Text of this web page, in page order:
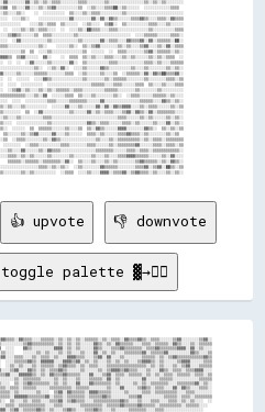
👍 upvote 👎 downvote
toggle palette ▓→✊🏽
░░  ░░    ░░░░░░░░    ░░  
▓▓░░▒▒▒▒▒▒▒▒░░▒▒░░▒▒▒▒▓▓▓▓▓▓██▓▓██▓▓▓▓▓▓▓▓▓▓▒▒▒▒▓▓▓▓▓▓▒▒▒▒▒▒▒▒░░▒▒▒▒░░▒▒▓▓▒▒▒▒░░▒▒▒▒▒▒▒▒▓▓▓▓▒▒▒▒░░░░▒▒░░░░░░▒▒░░▒▒▓▓▒▒░░▒▒░░▒▒░░▒▒░░▒▒░░▓▓▒▒▒▒░░      ░░░░    ░░          ░░░░  
▒▒▒▒▒▒▒▒░░░░▒▒░░▒▒▒▒▒▒▓▓▓▓▓▓▓▓▓▓▓▓▒▒▓▓▒▒▓▓▓▓▒▒▓▓▓▓▓▓▓▓▒▒▒▒▓▓▓▓░░░░▒▒░░▒▒▒▒▒▒▒▒▒▒▒▒▒▒▒▒▒▒▒▒▒▒▒▒▓▓▒▒▒▒▒▒▒▒░░▒▒▒▒▒▒▒▒▒▒░░░░▒▒░░▒▒▒▒▒▒░░▓▓▒▒▒▒▓▓░░░░░░░░░░░░░░░░    ░░░░░░░░  ░░░░░░
▒▒▒▒▒▒▒▒▒▒░░▒▒▒▒▒▒▒▒▓▓▓▓▓▓▓▓▓▓▓▓▓▓▒▒▒▒██▒▒██▒▒██▒▒▓▓▓▓▓▓▓▓░░██▓▓▓▓▒▒  ▒▒░░░░▒▒░░  ▓▓▓▓▒▒▒▒▒▒░░▓▓▒▒░░▒▒▒▒▒▒▒▒▒▒░░░░▓▓░░░░▒▒░░▒▒▓▓▓▓░░▒▒▒▒▓▓▒▒░░▒▒░░      ░░░░  ░░  ░░  ░░░░      
▒▒▒▒▒▒▒▒▒▒▒▒░░░░▒▒▒▒██▒▒▒▒▓▓██▒▒▓▓▓▓▓▓▓▓▒▒▒▒██▒▒▓▓▓▓░░▒▒▒▒██░░░░▓▓▓▓▒▒░░░░  ░░░░░░▓▓░░  ░░▒▒░░▒▒░░░░▒▒▒▒▒▒░░▒▒░░░░▒▒░░▒▒▒▒░░░░░░▓▓▓▓░░░░▒▒▒▒░░░░░░░░░░░░░░░░░░░░░░  ░░  ░░░░░░░░
▒▒▒▒▒▒▒▒▒▒▒▒▒▒▓▓▓▓▒▒▓▓▓▓▒▒▓▓▒▒▓▓▓▓██▓▓▓▓▒▒██▓▓▒▒▓▓▓▓░░▓▓▓▓▒▒▒▒▓▓▒▒░░░░░░  ░░░░  ░░▒▒▒▒░░░░▒▒░░▒▒▒▒▒▒▓▓▒▒▒▒▒▒░░░░▒▒▒▒▒▒▓▓▒▒░░▒▒░░▒▒░░▒▒▓▓░░░░░░░░░░░░░░░░  ░░░░  ░░░░░░░░░░░░  ░░
▒▒▒▒▒▒▒▒▒▒▒▒▓▓▓▓██▓▓▓▓▒▒▓▓▓▓██▒▒▓▓▒▒▓▓▓▓▓▓▓▓▓▓▓▓▓▓▓▓▒▒▓▓▒▒▓▓▒▒▒▒░░░░░░░░  ▒▒░░  ░░░░  ░░  ▒▒▒▒▒▒▒▒▒▒▒▒▒▒▒▒▒▒▒▒▒▒▓▓▒▒░░██▒▒▒▒▒▒░░░░░░▒▒░░░░░░░░░░░░░░  ░░░░░░  ░░░░░░░░░░░░░░  ░░
▒▒▒▒▒▒▒▒▒▒▓▓░░▒▒▓▓▒▒▓▓▓▓▓▓▒▒▒▒▓▓▓▓▓▓▓▓▓▓▒▒▓▓▒▒▓▓▓▓▒▒▒▒▓▓▓▓░░░░▓▓  ░░░░░░░░  ▒▒▒▒▒▒░░░░░░░░░░▒▒▒▒░░░░▒▒▒▒▒▒▒▒▒▒▓▓▒▒░░░░▒▒▓▓▒▒░░░░░░▒▒▒▒░░  ░░░░░░░░  ░░░░░░░░░░░░░░░░  ░░      ░░
▒▒▒▒▒▒▒▒▓▓▓▓▒▒▓▓▓▓▓▓▓▓▓▓▓▓▓▓▓▓▓▓▒▒▓▓▒▒██▓▓▒▒▓▓▒▒▓▓▓▓▓▓▓▓▓▓▒▒░░▒▒░░░░░░▒▒░░░░░░░░░░  ░░░░  ░░░░░░▒▒░░░░  ▒▒░░░░▒▒░░░░░░░░░░▒▒▓▓▒▒░░▒▒▒▒░░░░░░░░░░░░░░░░░░░░░░░░░░░░░░  ░░░░░░░░░░
▒▒▓▓▓▓▒▒▓▓▓▓▓▓▒▒▒▒▓▓▒▒▓▓▓▓▓▓▓▓▓▓▓▓▓▓▓▓▒▒▒▒▓▓▓▓▓▓▓▓▒▒██▓▓▒▒▒▒▒▒▓▓▒▒░░▒▒▒▒▒▒    ░░░░░░░░░░  ░░░░  ░░░░░░  ▒▒░░  ░░▒▒▒▒▓▓░░▒▒░░░░▒▒▒▒░░▒▒░░░░░░░░  ░░░░  ░░░░░░  ░░  ░░      ░░░░  
▒▒▓▓▓▓▓▓▓▓██▓▓▒▒████▓▓▒▒▒▒▒▒▓▓▓▓▓▓▒▒▓▓▓▓▓▓▓▓▓▓▓▓▒▒▓▓▒▒██▓▓▒▒▒▒▒▒▒▒  ░░░░░░░░░░  ▒▒░░▒▒░░░░░░░░░░░░    ▒▒▒▒  ░░░░▒▒░░▒▒▒▒▓▓▒▒▒▒░░░░░░▒▒░░░░░░░░░░░░░░░░░░░░░░░░░░░░░░░░░░░░░░    
▒▒▓▓▓▓▓▓▓▓░░██▓▓▓▓▓▓▓▓▓▓▓▓▒▒▓▓▓▓▓▓▓▓▓▓▓▓▓▓▒▒▓▓▒▒▓▓▒▒▓▓▓▓▓▓▓▓▓▓▒▒░░░░░░░░░░▒▒░░░░    ░░  ░░    ▒▒▒▒░░░░░░░░  ░░░░░░▒▒▒▒▒▒▓▓▓▓▒▒▒▒░░▒▒░░░░░░░░  ░░░░░░░░░░░░░░░░░░░░░░░░░░░░░░░░░░
▓▓██▓▓▒▒▓▓▓▓▒▒▓▓██▓▓▓▓▒▒▓▓▒▒▓▓██▓▓▓▓▒▒▓▓▓▓▓▓▒▒░░▓▓▓▓▒▒▓▓▒▒▒▒▓▓▓▓░░▓▓░░░░░░░░░░▒▒░░  ░░░░▒▒░░░░░░    ░░░░░░░░░░  ░░▒▒▓▓▒▒▓▓▓▓▒▒▒▒▓▓▓▓▒▒░░░░░░░░░░░░░░░░░░░░    ░░  ░░  ░░  ░░░░░░
▓▓▒▒▓▓▓▓▓▓▒▒▓▓▓▓██▓▓▓▓██▓▓▓▓▒▒▒▒▓▓▓▓▒▒▓▓▓▓▒▒░░▓▓▓▓▓▓▓▓▓▓▓▓▓▓▒▒▓▓▓▓▒▒▓▓░░░░░░░░░░░░▒▒░░  ▒▒▒▒  ░░░░░░░░░░▓▓▒▒  ░░░░░░▒▒▒▒░░▓▓▓▓▒▒▒▒▒▒▒▒▒▒░░░░░░░░░░░░░░  ░░░░  ░░░░░░░░░░  ░░░░░░
▒▒▓▓▒▒▓▓▓▓▒▒██▒▒▒▒▓▓▓▓▓▓▒▒▒▒▓▓▓▓▓▓▓▓▓▓▓▓▓▓▓▓▓▓▓▓▓▓▓▓▓▓▒▒▓▓▓▓▓▓▓▓▓▓▓▓▒▒░░  ░░▒▒░░░░▒▒  ░░░░▒▒  ░░░░▒▒░░  ░░░░  ░░░░░░▒▒▒▒▒▒▒▒▒▒▒▒▓▓░░▓▓▒▒░░░░░░  ░░░░  ░░░░  ░░░░░░  ░░░░░░░░░░░░
▒▒▒▒▓▓▓▓▓▓▓▓▒▒▓▓▓▓▓▓▓▓██▓▓▒▒▓▓▓▓▓▓▓▓▓▓▒▒▓▓▓▓▓▓▒▒▓▓▓▓██▓▓▓▓▓▓▓▓▒▒▒▒▓▓░░▓▓▒▒░░  ▒▒░░░░░░░░░░░░▒▒░░    ▒▒▒▒░░░░░░░░▒▒░░░░▒▒▒▒▒▒▓▓▒▒░░░░▓▓░░░░░░░░░░░░░░  ░░░░░░░░░░░░░░░░░░░░░░░░  
▓▓▓▓▒▒▒▒▓▓██▒▒▒▒▒▒▒▒▒▒▓▓██▒▒▓▓▓▓▓▓▓▓▓▓▓▓▓▓▒▒▓▓▓▓▒▒▓▓▓▓▒▒▒▒▓▓▓▓▓▓▒▒░░  ░░░░░░░░▒▒░░  ░░▒▒▒▒▒▒▒▒░░░░  ░░  ░░░░▒▒░░▒▒▒▒▒▒▒▒░░▓▓▒▒▒▒░░▒▒▓▓▓▓▓▓░░░░░░░░░░░░░░░░  ░░░░  ░░░░  ░░░░░░  
▓▓▓▓▒▒▓▓▓▓▒▒██▒▒▒▒▓▓▓▓▒▒▓▓▓▓▓▓▒▒▓▓▒▒▒▒▒▒▓▓▓▓▒▒██▓▓██▓▓░░▓▓██▓▓▒▒▓▓▒▒░░░░░░░░░░  ░░░░░░▒▒░░    ▒▒░░░░▒▒░░  ░░░░▒▒░░▒▒░░▓▓▒▒▓▓▒▒▒▒▒▒▒▒▓▓▒▒░░▓▓▒▒▒▒░░░░░░░░  ░░░░░░  ░░░░░░░░░░░░░░
▓▓▒▒▓▓░░▒▒▓▓▓▓▒▒▓▓▓▓▒▒▒▒██▓▓▓▓▒▒▓▓▓▓▒▒▒▒▓▓▒▒▓▓▓▓▓▓▒▒▓▓▒▒▒▒▓▓▒▒████▒▒░░▒▒▓▓▒▒░░  ▒▒░░  ░░░░░░  ░░░░░░░░▒▒░░░░▒▒▓▓▒▒▓▓░░▒▒▒▒▓▓▒▒▒▒▒▒▒▒▒▒▓▓▓▓▒▒▒▒▒▒▒▒▒▒░░░░      ░░░░  ░░░░░░  ░░  
▓▓▓▓▓▓██▓▓▓▓▓▓██▓▓▓▓▒▒▓▓▓▓▓▓▒▒▓▓▒▒▓▓▓▓▓▓▓▓▓▓░░▓▓▒▒▒▒▒▒██▓▓▒▒▓▓▒▒▒▒░░░░▒▒▓▓░░░░▒▒▒▒░░  ░░▒▒░░▒▒░░░░░░    ░░▒▒░░░░▒▒░░░░▓▓░░▓▓▓▓▒▒░░▒▒░░▓▓▒▒▓▓▒▒▓▓▒▒▒▒░░▒▒░░░░░░░░░░░░░░░░  ░░  ░░
▓▓▒▒▓▓▓▓▓▓▒▒▓▓▓▓▓▓▓▓▓▓▓▓██▒▒██▓▓▓▓▓▓▓▓▓▓▒▒▓▓▓▓▓▓▓▓▓▓▓▓▒▒▓▓▓▓▓▓▓▓▓▓░░▒▒░░░░    ▒▒░░░░▒▒    ▒▒░░░░▒▒░░░░░░▒▒░░▒▒▓▓▒▒▓▓▒▒▓▓▒▒▒▒▒▒░░▓▓▒▒▒▒░░▓▓░░▓▓▒▒▒▒▒▒▒▒░░░░  ░░  ░░░░░░  ░░░░░░  
▓▓▓▓▓▓▓▓▒▒▓▓▓▓▒▒██▓▓▒▒▓▓▒▒▒▒▒▒▓▓▓▓▒▒▓▓▓▓▓▓▒▒░░▒▒██▓▓░░▓▓▓▓▒▒▓▓▓▓▒▒▒▒▓▓░░░░▒▒▒▒▒▒░░░░▒▒░░░░▒▒▒▒░░░░▒▒▒▒  ░░▒▒░░▒▒░░▒▒▒▒▒▒▓▓▒▒▒▒▒▒▓▓▓▓▒▒▒▒▒▒▒▒░░▓▓▒▒▒▒▒▒▒▒░░░░░░    ░░░░░░░░░░▒▒░░
▒▒▓▓▒▒▓▓▓▓▓▓████▓▓▒▒▓▓▓▓▒▒██▓▓▓▓▒▒▓▓██▓▓▒▒██▒▒▓▓██▓▓██▓▓▓▓▓▓▓▓░░▓▓▒▒▒▒▒▒▒▒░░    ░░░░  ░░░░░░░░▒▒▒▒  ░░▒▒░░  ▒▒▓▓▒▒▓▓▒▒▓▓▒▒░░░░▓▓▒▒▒▒▒▒▒▒░░░░  ▒▒▒▒▒▒▒▒▓▓▒▒░░▒▒  ░░░░  ░░░░░░  ░░
▒▒▓▓▓▓▓▓▓▓▒▒▓▓▓▓██▓▓▓▓▓▓▓▓▓▓▓▓▒▒▓▓▓▓▓▓██▓▓▒▒▓▓▓▓████▓▓▒▒▓▓██▒▒▒▒▒▒░░▓▓░░░░  ░░  ░░░░░░░░░░░░░░  ▒▒  ░░▒▒░░  ▒▒▒▒▒▒▒▒▒▒░░░░▒▒▓▓▒▒▒▒▒▒▒▒  ▒▒░░░░▒▒░░▒▒░░▒▒▒▒▒▒▒▒░░░░░░░░░░  ░░░░░░
▒▒▓▓▒▒▓▓▒▒██▓▓▓▓▒▒▓▓▓▓▓▓▓▓▓▓▒▒▓▓▓▓▓▓▓▓▓▓██▓▓▓▓▓▓▓▓▓▓▓▓▓▓▓▓▓▓▒▒░░    ▒▒░░░░░░  ▒▒░░░░░░░░░░▒▒░░░░▒▒▒▒░░▒▒░░▒▒▓▓░░▒▒▒▒▒▒▓▓░░▓▓▒▒▒▒▒▒░░▓▓░░▒▒▒▒▒▒▓▓▓▓▒▒▒▒▒▒▒▒▒▒▓▓░░▓▓░░░░      ░░  
▓▓▓▓▒▒▒▒▓▓▓▓▓▓▒▒████▓▓▓▓▓▓▓▓▒▒▒▒▒▒▓▓██▓▓▓▓██▓▓▓▓▒▒▓▓██▒▒██▒▒▓▓██░░▒▒░░  ░░░░░░░░▒▒▒▒  ░░  ░░▒▒    ░░  ▒▒░░▒▒▓▓▒▒▓▓▓▓▒▒▓▓▒▒▓▓▒▒▒▒▒▒░░▒▒▒▒▒▒▒▒▒▒▓▓▒▒▒▒░░▓▓▒▒▓▓▓▓▒▒▓▓▒▒░░░░░░  ░░░░
▓▓▓▓▒▒▓▓▒▒▓▓██▓▓▓▓▓▓▓▓▒▒▓▓▓▓▓▓██▒▒▓▓▓▓▒▒▓▓▒▒▓▓▓▓▓▓▓▓▒▒██▓▓▒▒▓▓▒▒  ▒▒░░    ▒▒░░░░░░░░    ▒▒▒▒░░░░  ▒▒░░▒▒▒▒▒▒▒▒░░▓▓▓▓▒▒▒▒░░▓▓▒▒▓▓▓▓  ▒▒▒▒▒▒  ▒▒▓▓▓▓▒▒▒▒▒▒▒▒░░▒▒▓▓░░▓▓░░░░  ░░░░  
▓▓▓▓▒▒▓▓▒▒▓▓▓▓▓▓▓▓▒▒▓▓▓▓▓▓▓▓▓▓▓▓░░▒▒▓▓▒▒██▓▓▒▒▓▓▒▒▓▓▓▓▒▒▓▓▒▒██░░  ░░░░▒▒▒▒    ▒▒░░▒▒░░░░▒▒▓▓░░░░░░  ░░  ░░▒▒▒▒▒▒▓▓▒▒▒▒▓▓▒▒▒▒▓▓▒▒▒▒▒▒▒▒░░░░▒▒▒▒▓▓▒▒▒▒▒▒▒▒▒▒▒▒▒▒▓▓▒▒▓▓▒▒▒▒░░▒▒░░░░
▒▒▓▓▓▓▓▓▓▓▓▓▒▒▒▒▓▓▓▓▓▓▓▓▓▓▓▓▒▒▓▓▒▒▒▒▓▓▓▓▓▓▓▓▓▓▒▒▓▓▓▓▓▓▓▓░░▓▓░░░░▒▒░░▒▒  ░░░░░░▒▒    ░░░░░░    ▒▒░░  ░░░░░░▒▒▒▒▒▒▒▒▒▒▒▒░░▒▒▓▓▓▓░░▒▒▒▒▓▓▓▓▓▓▒▒▓▓▒▒▓▓▒▒▒▒▒▒░░▓▓░░▒▒▒▒▒▒▒▒▒▒▒▒▒▒▒▒░░
▓▓▓▓▓▓▓▓▓▓▓▓▓▓▓▓▒▒▓▓▓▓▓▓██▒▒▓▓▓▓▒▒▓▓▒▒▓▓▓▓▓▓▒▒████▒▒▓▓██▓▓▓▓░░░░▒▒░░░░░░▒▒▒▒▒▒▒▒░░░░░░░░▒▒░░  ░░░░░░░░    ▓▓░░▒▒▒▒▓▓▒▒▓▓▒▒▒▒▒▒▒▒░░▓▓▒▒░░▒▒▒▒  ▓▓▒▒▒▒░░▓▓░░▒▒▒▒▒▒▓▓▒▒▓▓▒▒░░▒▒▒▒░░
▓▓▓▓▓▓▒▒▓▓▓▓▒▒██▓▓██▓▓▓▓▒▒▒▒▓▓▓▓▓▓██▓▓▓▓▒▒▒▒▒▒▓▓▒▒▓▓▒▒▒▒██▒▒▒▒▒▒░░▒▒░░░░    ▒▒▒▒▒▒  ░░      ▒▒▒▒░░  ▒▒░░░░░░▒▒▒▒▒▒▓▓▒▒▒▒▒▒▒▒▓▓▒▒░░▒▒▓▓▒▒░░░░▒▒▒▒▓▓▒▒▓▓▒▒░░░░▒▒▓▓▒▒▓▓▒▒▒▒▒▒  ▓▓▓▓
▓▓▒▒██▓▓░░░░▓▓▓▓▒▒▓▓▓▓▒▒▓▓████▓▓██▒▒▓▓▒▒▒▒▒▒▒▒██▒▒▓▓▒▒▓▓░░▒▒  ░░  ░░░░░░▒▒░░░░░░░░░░▒▒░░